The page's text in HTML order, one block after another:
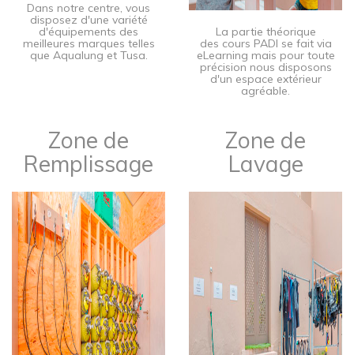
​Dans notre centre, vous
disposez d'une variété
d'équipements des
meilleures marques telles
que Aqualung et Tusa.
​La partie théorique
des cours PADI se fait via
eLearning mais pour toute
précision nous disposons
d'un espace extérieur
agréable.
Zone de
Remplissage​
Zone de
Lavage​